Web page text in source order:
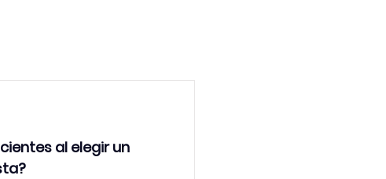
al elegir un